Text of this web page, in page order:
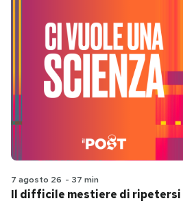
7 agosto 26 - 37 min
Il difficile mestiere di ripetersi